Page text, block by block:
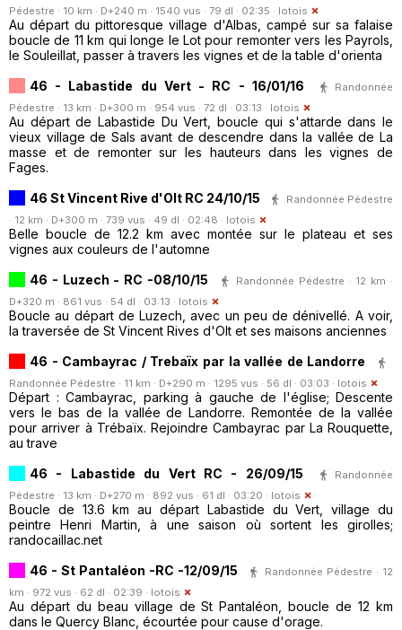
Pédestre · 10 km · D+240 m · 1540 vus · 79 dl · 02:35 · lotois
Au départ du pittoresque village d'Albas, campé sur sa falaise
boucle de 11 km qui longe le Lot pour remonter vers les Payrols,
le Souleillat, passer à travers les vignes et de la table d'orienta
46 - Labastide du Vert - RC - 16/01/16
Randonnée
Pédestre · 13 km · D+300 m · 954 vus · 72 dl · 03:13 · lotois
Au départ de Labastide Du Vert, boucle qui s'attarde dans le
vieux village de Sals avant de descendre dans la vallée de La
masse et de remonter sur les hauteurs dans les vignes de
Fages.
46 St Vincent Rive d'Olt RC 24/10/15
Randonnée Pédestre
· 12 km · D+300 m · 739 vus · 49 dl · 02:48 · lotois
Belle boucle de 12.2 km avec montée sur le plateau et ses
vignes aux couleurs de l'automne
46 - Luzech - RC -08/10/15
Randonnée Pédestre · 12 km ·
D+320 m · 861 vus · 54 dl · 03:13 · lotois
Boucle au départ de Luzech, avec un peu de dénivellé. A voir,
la traversée de St Vincent Rives d'Olt et ses maisons anciennes
46 - Cambayrac / Trebaïx par la vallée de Landorre
Randonnée Pédestre · 11 km · D+290 m · 1295 vus · 56 dl · 03:03 · lotois
Départ : Cambayrac, parking à gauche de l'église; Descente
vers le bas de la vallée de Landorre. Remontée de la vallée
pour arriver à Trébaïx. Rejoindre Cambayrac par La Rouquette,
au trave
46 - Labastide du Vert RC - 26/09/15
Randonnée
Pédestre · 13 km · D+270 m · 892 vus · 61 dl · 03:20 · lotois
Boucle de 13.6 km au départ Labastide du Vert, village du
peintre Henri Martin, à une saison où sortent les girolles;
randocaillac.net
46 - St Pantaléon -RC -12/09/15
Randonnée Pédestre · 12
km · 972 vus · 62 dl · 02:39 · lotois
Au départ du beau village de St Pantaléon, boucle de 12 km
dans le Quercy Blanc, écourtée pour cause d'orage.